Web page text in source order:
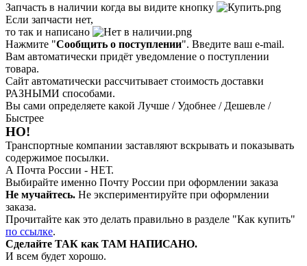
Запчасть в наличии когда вы видите кнопку
Если запчасти нет,
то так и написано
Нажмите "Сообщить о поступлении". Введите ваш e-mail.
Вам автоматически придёт уведомление о поступлении
товара.
Сайт автоматически рассчитывает стоимость доставки
РАЗНЫМИ способами.
Вы сами определяете какой Лучше / Удобнее / Дешевле /
Быстрее
НО!
Транспортные компании заставляют вскрывать и показывать
содержимое посылки.
А Почта России - НЕТ.
Выбирайте именно Почту России при оформлении заказа
Не мучайтесь. Не экспериментируйте при оформлении
заказа.
Прочитайте как это делать правильно в разделе "Как купить"
по ссылке.
Сделайте ТАК как ТАМ НАПИСАНО.
И всем будет хорошо.